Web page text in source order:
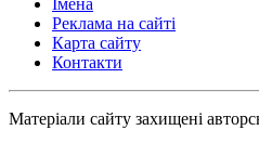
Імена
Реклама на сайті
Карта сайту
Контакти
Матеріали сайту захищені